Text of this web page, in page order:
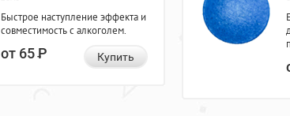
Быстрое наступление эффекта и
совместимость с алкоголем.
от 65Р Купить